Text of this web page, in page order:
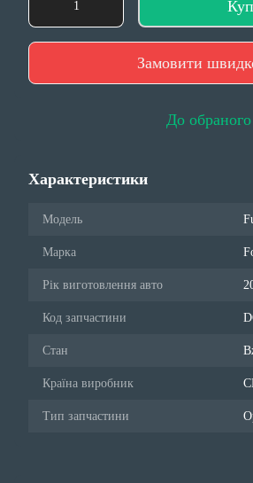
Замовити
До обраного
Характеристики
Модель
Марка
Рік виготовлення авто
Код запчастини
Стан
Країна виробник
Тип запчастини